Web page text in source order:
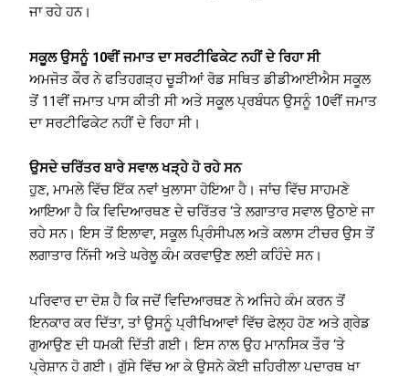
ਜਾ ਰਹੇ ਹਨ।
ਸਕੂਲ ਉਸਨੂੰ 10ਵੀਂ ਜਮਾਤ ਦਾ ਸਰਟੀਫਿਕੇਟ ਨਹੀਂ ਦੇ ਰਿਹਾ ਸੀ
ਅਮਜੋਤ ਕੌਰ ਨੇ ਫਤਿਹਗੜ੍ਹ ਚੂੜੀਆਂ ਰੋਡ ਸਥਿਤ ਡੀਡੀਆਈਐਸ ਸਕੂਲ
ਤੋਂ 11ਵੀਂ ਜਮਾਤ ਪਾਸ ਕੀਤੀ ਸੀ ਅਤੇ ਸਕੂਲ ਪ੍ਰਬੰਧਨ ਉਸਨੂੰ 10ਵੀਂ ਜਮਾਤ
ਦਾ ਸਰਟੀਫਿਕੇਟ ਨਹੀਂ ਦੇ ਰਿਹਾ ਸੀ।
ਉਸਦੇ ਚਰਿੱਤਰ ਬਾਰੇ ਸਵਾਲ ਖੜ੍ਹੇ ਹੋ ਰਹੇ ਸਨ
ਹੁਣ, ਮਾਮਲੇ ਵਿੱਚ ਇੱਕ ਨਵਾਂ ਖੁਲਾਸਾ ਹੋਇਆ ਹੈ। ਜਾਂਚ ਵਿੱਚ ਸਾਹਮਣੇ
ਆਇਆ ਹੈ ਕਿ ਵਿਦਿਆਰਥਣ ਦੇ ਚਰਿੱਤਰ ‘ਤੇ ਲਗਾਤਾਰ ਸਵਾਲ ਉਠਾਏ ਜਾ
ਰਹੇ ਸਨ। ਇਸ ਤੋਂ ਇਲਾਵਾ, ਸਕੂਲ ਪ੍ਰਿੰਸੀਪਲ ਅਤੇ ਕਲਾਸ ਟੀਚਰ ਉਸ ਤੋਂ
ਲਗਾਤਾਰ ਨਿੱਜੀ ਅਤੇ ਘਰੇਲੂ ਕੰਮ ਕਰਵਾਉਣ ਲਈ ਕਹਿੰਦੇ ਸਨ।
ਪਰਿਵਾਰ ਦਾ ਦੋਸ਼ ਹੈ ਕਿ ਜਦੋਂ ਵਿਦਿਆਰਥਣ ਨੇ ਅਜਿਹੇ ਕੰਮ ਕਰਨ ਤੋਂ
ਇਨਕਾਰ ਕਰ ਦਿੱਤਾ, ਤਾਂ ਉਸਨੂੰ ਪ੍ਰੀਖਿਆਵਾਂ ਵਿੱਚ ਫੇਲ੍ਹ ਹੋਣ ਅਤੇ ਗ੍ਰੇਡ
ਗੁਆਉਣ ਦੀ ਧਮਕੀ ਦਿੱਤੀ ਗਈ। ਇਸ ਨਾਲ ਉਹ ਮਾਨਸਿਕ ਤੌਰ ‘ਤੇ
ਪ੍ਰੇਸ਼ਾਨ ਹੋ ਗਈ। ਗੁੱਸੇ ਵਿੱਚ ਆ ਕੇ ਉਸਨੇ ਕੋਈ ਜ਼ਹਿਰੀਲਾ ਪਦਾਰਥ ਖਾ